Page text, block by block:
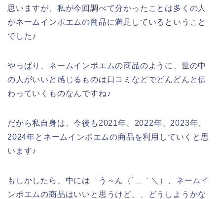
思いますが、私が今回調べて分かったことは多くの人
がネームインポエムの商品に満足しているということ
でした♪
やっぱり、ネームインポエムの商品のように、世の中
の人がいいと感じるものは口コミなどでどんどんと伝
わっていくものなんですね♪
だから私自身は、今後も2021年、2022年、2023年、
2024年とネームインポエムの商品を利用していくと思
います♪
もしかしたら、中には「う～ん（´＿｀＼）、ネームイ
ンポエムの商品はいいと思うけど、、どうしようかな